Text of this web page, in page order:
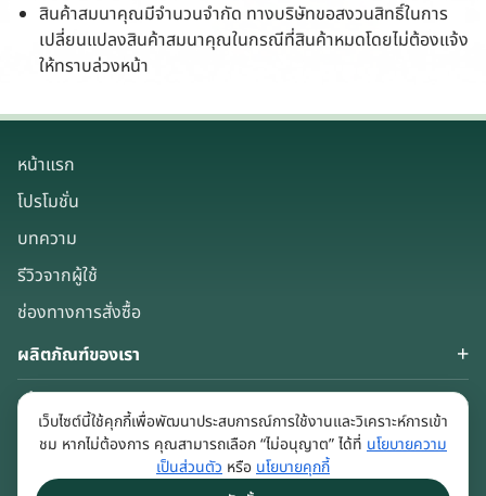
สินค้าสมนาคุณมีจำนวนจำกัด ทางบริษัทขอสงวนสิทธิ์ในการ
เปลี่ยนแปลงสินค้าสมนาคุณในกรณีที่สินค้าหมดโดยไม่ต้องแจ้ง
ให้ทราบล่วงหน้า
หน้าแรก
โปรโมชั่น
บทความ
รีวิวจากผู้ใช้
ช่องทางการสั่งซื้อ
ผลิตภัณฑ์ของเรา
เกี่ยวกับเรา
Keep in touch
เว็บไซต์นี้ใช้คุกกี้เพื่อพัฒนาประสบการณ์การใช้งานและวิเคราะห์การเข้า
ชม หากไม่ต้องการ คุณสามารถเลือก “ไม่อนุญาต” ได้ที่ นโยบายความ
เป็นส่วนตัว หรือ นโยบายคุกกี้